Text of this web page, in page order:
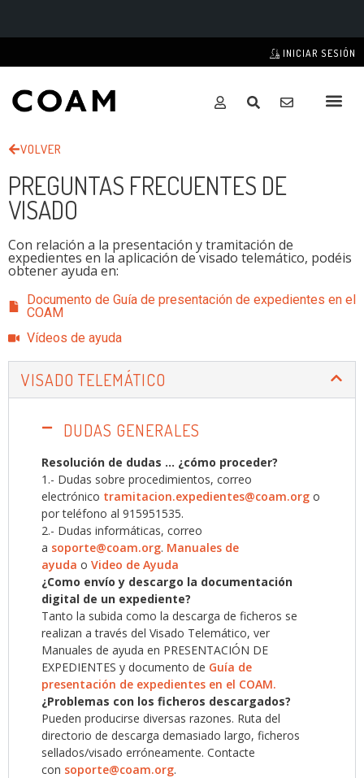
INICIAR SESIÓN
VOLVER
PREGUNTAS FRECUENTES DE
VISADO
Con relación a la presentación y tramitación de
expedientes en la aplicación de visado telemático, podéis
obtener ayuda en:
Documento de Guía de presentación de expedientes en el
COAM
Vídeos de ayuda
VISADO TELEMÁTICO
DUDAS GENERALES
Resolución de dudas … ¿cómo proceder?
1.- Dudas sobre procedimientos, correo
electrónico tramitacion.expedientes@coam.org o
por teléfono al 915951535.
2.- Dudas informáticas, correo
a soporte@coam.org. Manuales de
ayuda o Video de Ayuda
¿Como envío y descargo la documentación
digital de un expediente?
Tanto la subida como la descarga de ficheros se
realizan a través del Visado Telemático, ver
Manuales de ayuda en PRESENTACIÓN DE
EXPEDIENTES y documento de Guía de
presentación de expedientes en el COAM.
¿Problemas con los ficheros descargados?
Pueden producirse diversas razones. Ruta del
directorio de descarga demasiado largo, ficheros
sellados/visado erróneamente. Contacte
con soporte@coam.org.